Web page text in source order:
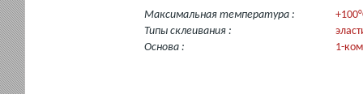
Максимальная температура :
Типы склеивания :
Основа :
1-